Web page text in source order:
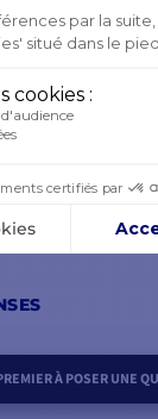
un autoradio au
et avec en +
de nuit.
À POSER UNE